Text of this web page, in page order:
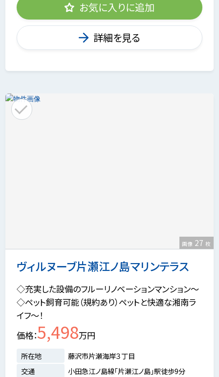
お気に入りに追加
詳細を見る
ヴィルヌーブ片瀬江ノ島マリンテラス
画像 27 枚
◇充実した設備のフルーリノベーションマンション～
◇ペット飼育可能（規約あり）ペットと快適な湘南ラ
イフ～！
価格 5,498万円
所在地
藤沢市片瀬海岸３丁目
交通
小田急江ノ島線「片瀬江ノ島」駅徒歩9分